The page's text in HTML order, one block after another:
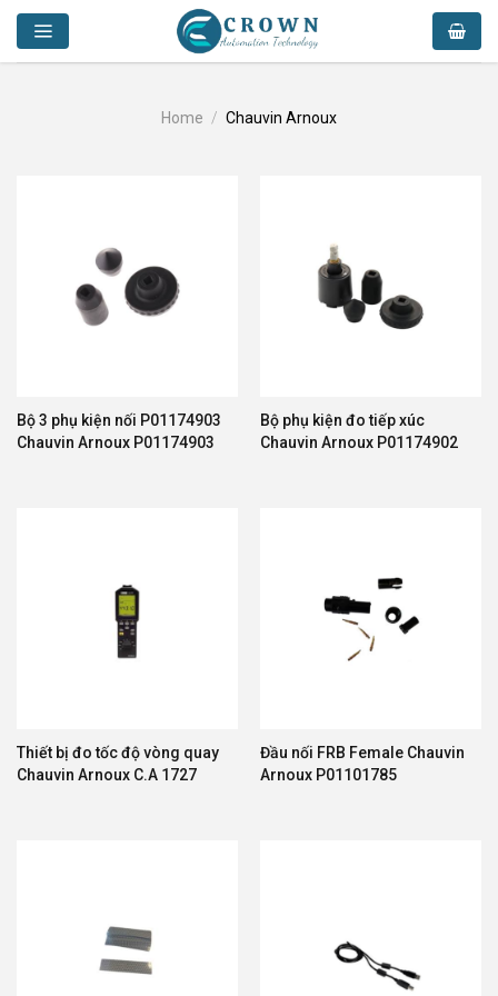
Skip
content
Home / Chauvin Arnoux
Bộ 3 phụ kiện nối P01174903
Chauvin Arnoux P01174903
Bộ phụ kiện đo tiếp xúc
Chauvin Arnoux P01174902
Thiết bị đo tốc độ vòng quay
Chauvin Arnoux C.A 1727
Đầu nối FRB Female Chauvin
Arnoux P01101785